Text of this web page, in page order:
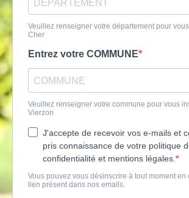
Veuillez renseigner votre département pour
Cher
Entrez votre COMMUNE
Veuillez renseigner votre commune pour vous
Vierzon
J'accepte de recevoir vos e-mails et
pris connaissance de votre politique
confidentialité et mentions légales.
Vous pouvez vous désinscrire à tout moment en
lien présent dans nos emails.